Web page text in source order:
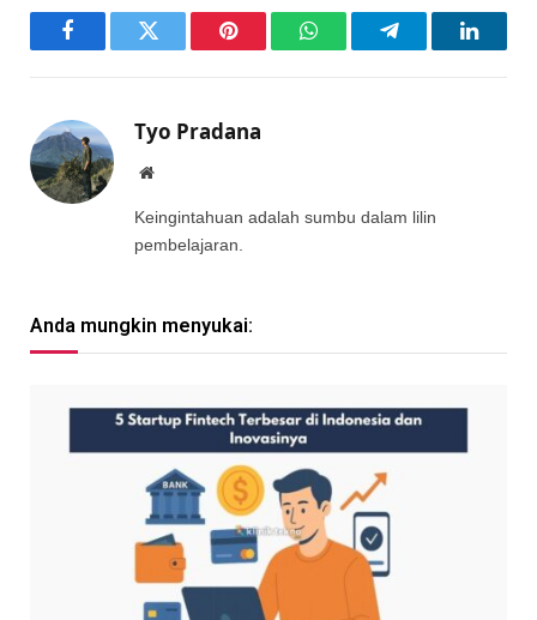
FacebookTwitter Pinterest WhatsAppTelegram
Tyo Pradana
Website
Keingintahuan adalah sumbu dalam lilin
pembelajaran.
Anda mungkin menyukai: